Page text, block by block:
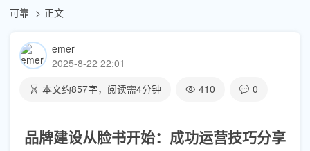
可靠
正文
emer
2025-8-22 22:01
本文约857字，阅读需4分钟 410 0
品牌建设从脸书开始：成功运营技巧分享